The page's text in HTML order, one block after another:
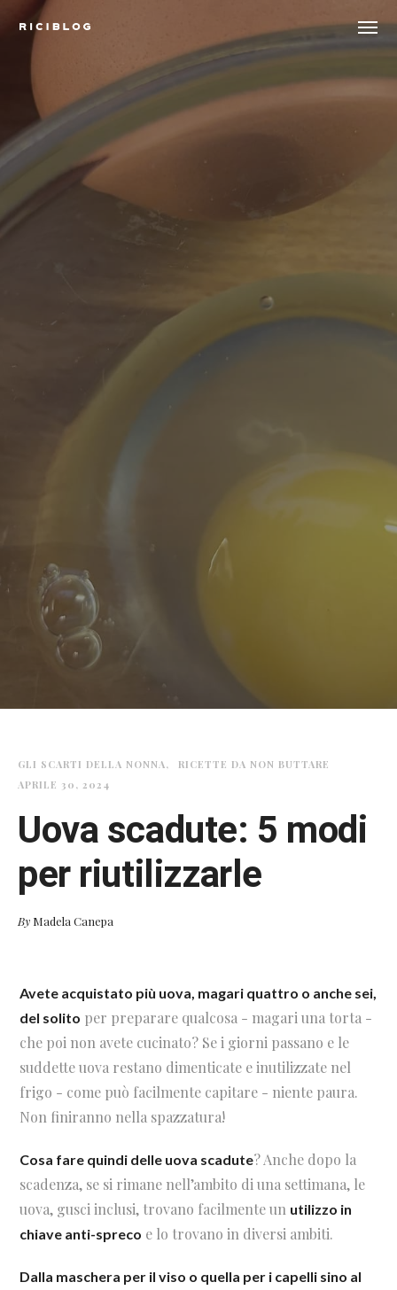
GLI SCARTI DELLA NONNA
RICETTE DA NON BUTTARE
APRILE 30, 2024
Uova scadute: 5 modi
per riutilizzarle
By Madela Canepa
Avete acquistato più uova, magari quattro o anche sei,
del solito per preparare qualcosa - magari una torta -
che poi non avete cucinato? Se i giorni passano e le
suddette uova restano dimenticate e inutilizzate nel
frigo - come può facilmente capitare - niente paura.
Non finiranno nella spazzatura!
Cosa fare quindi delle uova scadute? Anche dopo la
scadenza, se si rimane nell’ambito di una settimana, le
uova, gusci inclusi, trovano facilmente un utilizzo in
chiave anti-spreco e lo trovano in diversi ambiti.
Dalla maschera per il viso o quella per i capelli sino al